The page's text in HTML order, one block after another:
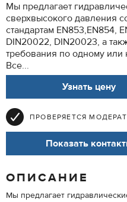
Мы предлагает
сверхвысокого давления
стандартам EN853,EN854,
DIN20022, DIN20023, а
требования по одному или
Все...
Узнать цену
ПРОВЕРЯЕТСЯ
Показать
ОПИСАНИЕ
Мы предлагает